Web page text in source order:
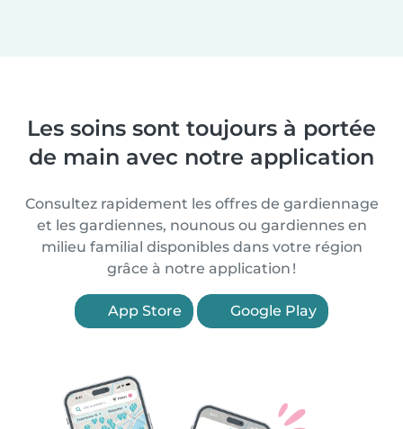
Les soins sont toujours à portée
de main avec notre application
Consultez rapidement les offres de gardiennage
et les gardiennes, nounous ou gardiennes en
milieu familial disponibles dans votre région
grâce à notre application !
App Store Google Play